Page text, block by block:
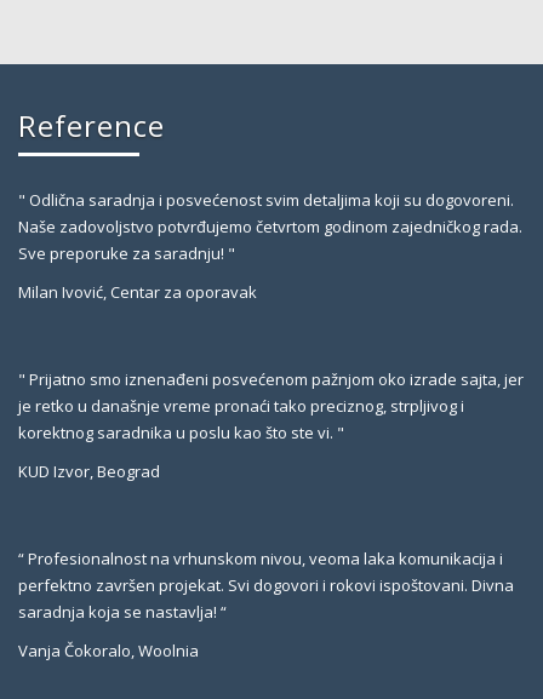
Reference
" Odlična saradnja i posvećenost svim detaljima koji su dogovoreni.
Naše zadovoljstvo potvrđujemo četvrtom godinom zajedničkog rada.
Sve preporuke za saradnju! "
Milan Ivović, Centar za oporavak
" Prijatno smo iznenađeni posvećenom pažnjom oko izrade sajta, jer
je retko u današnje vreme pronaći tako preciznog, strpljivog i
korektnog saradnika u poslu kao što ste vi. "
KUD Izvor, Beograd
“ Profesionalnost na vrhunskom nivou, veoma laka komunikacija i
perfektno završen projekat. Svi dogovori i rokovi ispoštovani. Divna
saradnja koja se nastavlja! “
Vanja Čokoralo, Woolnia